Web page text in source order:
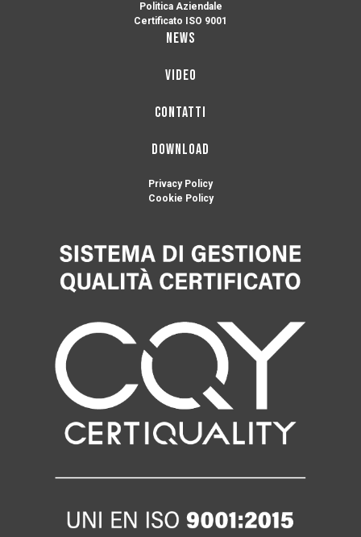
Politica Aziendale
Certificato ISO 9001
NEWS
VIDEO
CONTATTI
DOWNLOAD
Privacy Policy
Cookie Policy